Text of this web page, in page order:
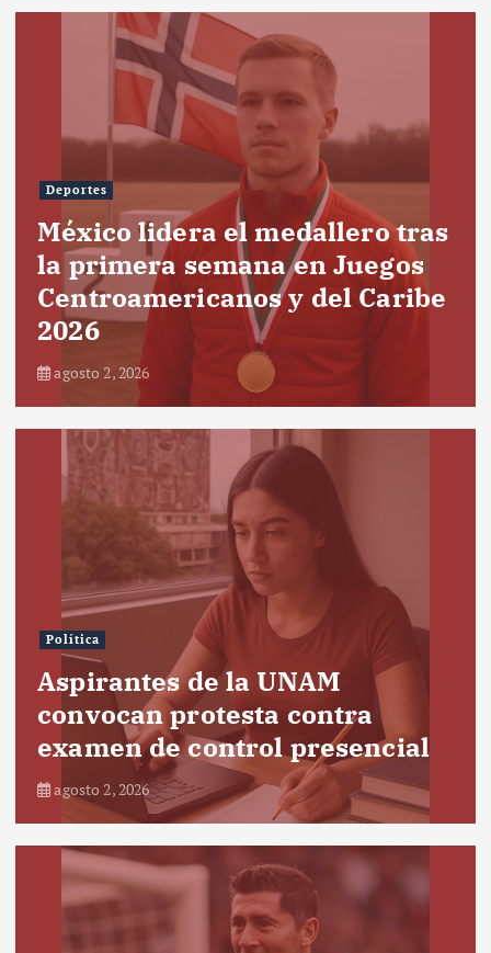
Deportes
México lidera el medallero tras
la primera semana en Juegos
Centroamericanos y del Caribe
2026
agosto 2, 2026
Política
Aspirantes de la UNAM
convocan protesta contra
examen de control presencial
agosto 2, 2026